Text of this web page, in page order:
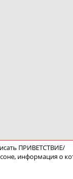
ПРИВЕТСТВИЕ/
информация о